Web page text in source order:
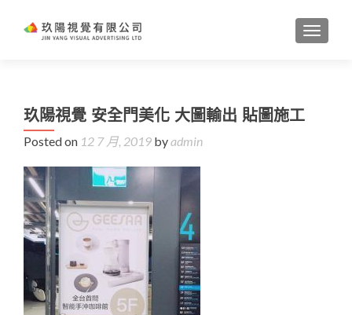
玖陽視覺 安全門美化 大圖輸出 貼圖施工
Posted on 12 7 月, 2019 byadmin